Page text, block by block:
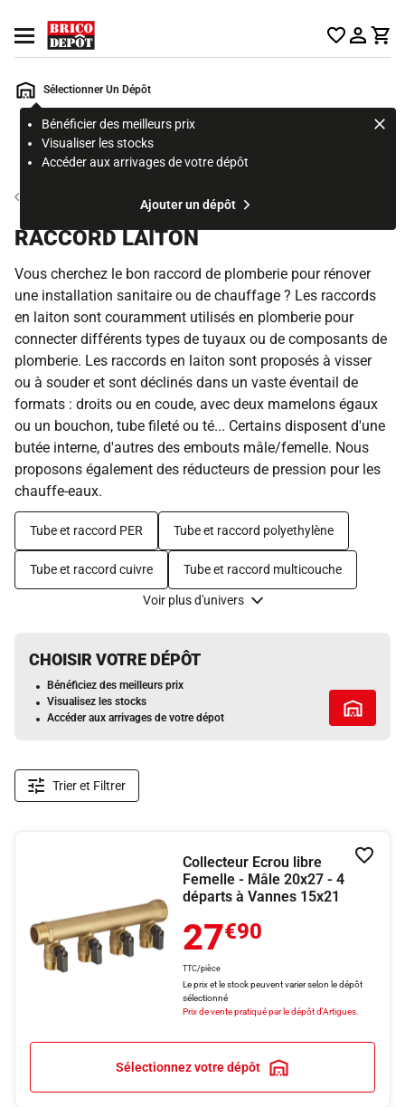
Ouvrir le menu
Sélectionner Un Dépôt
Bénéficier des meilleurs prix
Visualiser les stocks
Accéder aux arrivages de votre dépôt
Ajouter un dépôt
Rechercher
page
RACCORD LAITON
Vous cherchez le bon raccord de plomberie pour rénover
une installation sanitaire ou de chauffage ? Les raccords
en laiton sont couramment utilisés en plomberie pour
connecter différents types de tuyaux ou de composants de
plomberie. Les raccords en laiton sont proposés à visser
ou à souder et sont déclinés dans un vaste éventail de
formats : droits ou en coude, avec deux mamelons égaux
ou un bouchon, tube fileté ou té... Certains disposent d'une
butée interne, d'autres des embouts mâle/femelle. Nous
proposons également des réducteurs de pression pour les
chauffe-eaux.
Tube et raccord PER Tube et raccord polyethylène
Tube et raccord cuivre Tube et raccord multicouche
Voir plus d'univers
CHOISIR VOTRE DÉPÔT
Bénéficiez des meilleurs prix
Visualisez les stocks
Accéder aux arrivages de votre dépot
Tous les
Trier et Filtrer
Collecteur Ecrou libre
Femelle - Mâle 20x27 - 4
départs à Vannes 15x21
27€90
TTC/pièce
Le prix et le stock peuvent varier selon le dépôt
sélectionné
Prix de vente pratiqué par le dépôt d'Artigues.
Sélectionnez votre dépôt